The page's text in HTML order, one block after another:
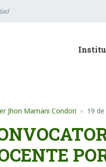
Jhon Mamani Condori 19